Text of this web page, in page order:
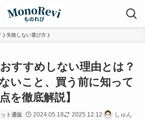
失敗しない選び方
すすめしない理由とは？
いこと、買う前に知って
を徹底解説】
ト通販 2024.05.18 2025.12.12 しゅん